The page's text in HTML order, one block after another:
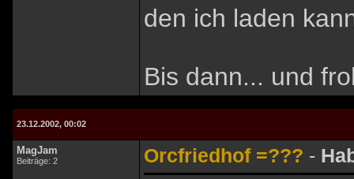
den ich laden
Bis dann... und
23.12.2002, 00:02
MagJam
Beiträge: 2 Orcfriedhof =??? -